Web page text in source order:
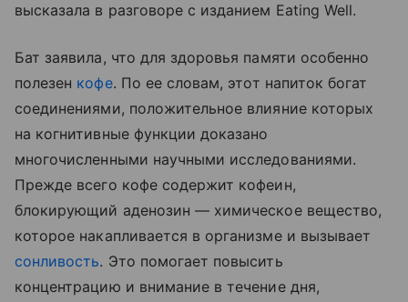
высказала в разговоре с изданием Eating Well.
Бат заявила, что для здоровья памяти особенно
полезен кофе. По ее словам, этот напиток богат
соединениями, положительное влияние которых
на когнитивные функции доказано
многочисленными научными исследованиями.
Прежде всего кофе содержит кофеин,
блокирующий аденозин — химическое вещество,
которое накапливается в организме и вызывает
сонливость. Это помогает повысить
концентрацию и внимание в течение дня,